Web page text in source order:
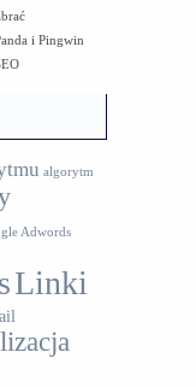
i Pingwin
algorytm
Adwords
Linki